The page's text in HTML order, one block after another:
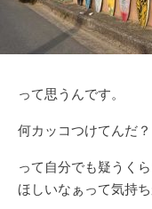
って思うんです。
何カッコつけてんだ？
って自分でも疑うく
ほしいなぁって気持ち